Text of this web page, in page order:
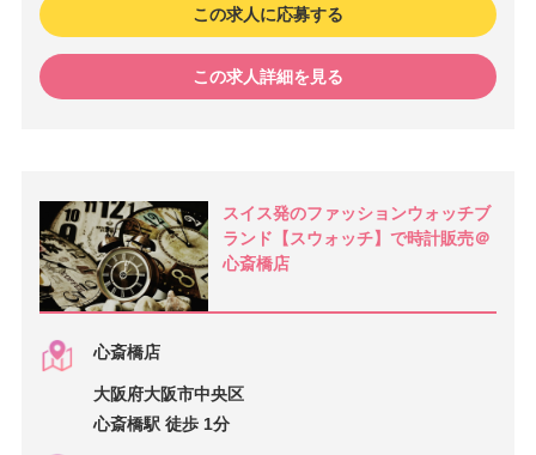
この求人に応募する
この求人詳細を見る
スイス発のファッションウォッチブ
ランド【スウォッチ】で時計販売＠
心斎橋店
心斎橋店
大阪府大阪市中央区
心斎橋駅 徒歩 1分